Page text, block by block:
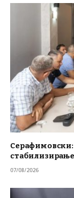
07/08/2026